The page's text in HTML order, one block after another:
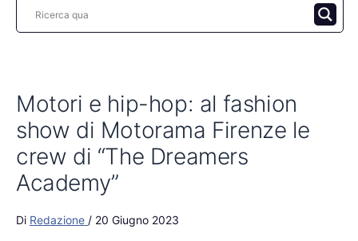
Motori e hip-hop: al fashion
show di Motorama Firenze le
crew di “The Dreamers
Academy”
Di Redazione / 20 Giugno 2023